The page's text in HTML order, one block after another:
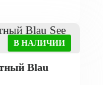
В НАЛИЧИИ
Blau